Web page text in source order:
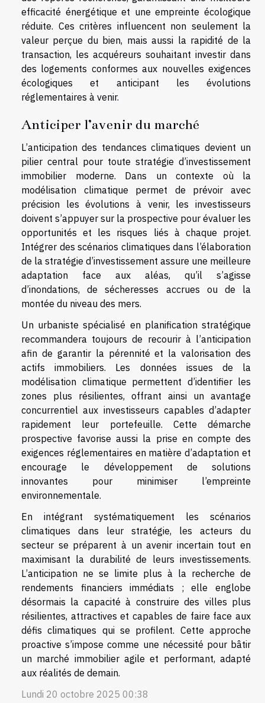
efficacité énergétique et une empreinte écologique
réduite. Ces critères influencent non seulement la
valeur perçue du bien, mais aussi la rapidité de la
transaction, les acquéreurs souhaitant investir dans
des logements conformes aux nouvelles exigences
écologiques et anticipant les évolutions
réglementaires à venir.
Anticiper l’avenir du marché
L’anticipation des tendances climatiques devient un
pilier central pour toute stratégie d’investissement
immobilier moderne. Dans un contexte où la
modélisation climatique permet de prévoir avec
précision les évolutions à venir, les investisseurs
doivent s’appuyer sur la prospective pour évaluer les
opportunités et les risques liés à chaque projet.
Intégrer des scénarios climatiques dans l’élaboration
de la stratégie d’investissement assure une meilleure
adaptation face aux aléas, qu’il s’agisse
d’inondations, de sécheresses accrues ou de la
montée du niveau des mers.
Un urbaniste spécialisé en planification stratégique
recommandera toujours de recourir à l’anticipation
afin de garantir la pérennité et la valorisation des
actifs immobiliers. Les données issues de la
modélisation climatique permettent d’identifier les
zones plus résilientes, offrant ainsi un avantage
concurrentiel aux investisseurs capables d’adapter
rapidement leur portefeuille. Cette démarche
prospective favorise aussi la prise en compte des
exigences réglementaires en matière d’adaptation et
encourage le développement de solutions
innovantes pour minimiser l’empreinte
environnementale.
En intégrant systématiquement les scénarios
climatiques dans leur stratégie, les acteurs du
secteur se préparent à un avenir incertain tout en
maximisant la durabilité de leurs investissements.
L’anticipation ne se limite plus à la recherche de
rendements financiers immédiats ; elle englobe
désormais la capacité à construire des villes plus
résilientes, attractives et capables de faire face aux
défis climatiques qui se profilent. Cette approche
proactive s’impose comme une nécessité pour bâtir
un marché immobilier agile et performant, adapté
aux réalités de demain.
Lundi 20 octobre 2025 00:38